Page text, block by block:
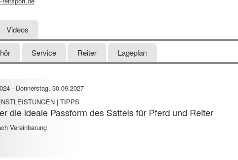
Videos
Service Reiter Lageplan
- Donnerstag, 30.09.2027
| TIPPS
die ideale Passform des Sattels für Pferd und Reiter
Vereinbarung